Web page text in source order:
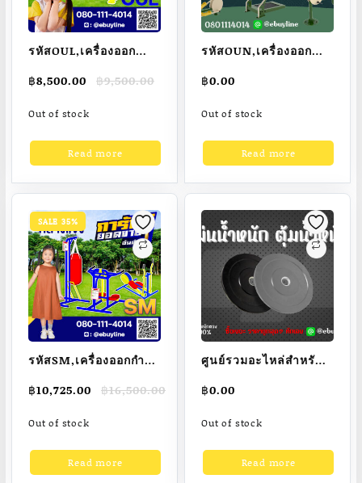
รหัสOUL,เครื่องออก
พิเศษเกรดA,โครงสร้าง
หลักท่อกลมขนาด 4
฿9,500.00
Original
was:
฿8,500.00
Current
is:
Out of stock
Read more
รหัสOUN,เครื่องออก
พิเศษเกรดA,โครงสร้าง
ท่อเหล็กกลมขนาด4นิ้ว
฿0.00
Out of stock
Read more
SALE 35%
รหัสSM,เครื่องออกกำลัง
มาตรฐาน
เกรดA,โครงสร้างหลัก
นิ้ว(Dia.60.5มม.)
฿16,500.00
Original
was:
฿10,725.00
Current
is:
Out of stock
Read more
ศูนย์รวมอะไหล่สำหรับ
กายกลางแจ้ง,แผ่นน้ำ
หนัก,ตุ้มน้ำ
Weight,Weight
฿0.00
Out of stock
Read more